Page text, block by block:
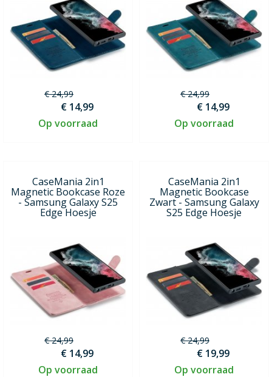
€ 24,99
€ 14,99
Op voorraad
€ 24,99
€ 14,99
Op voorraad
CaseMania 2in1
Magnetic Bookcase Roze
- Samsung Galaxy S25
Edge Hoesje
€ 24,99
€ 14,99
Op voorraad
CaseMania 2in1
Magnetic Bookcase
Zwart - Samsung Galaxy
S25 Edge Hoesje
€ 24,99
€ 19,99
Op voorraad